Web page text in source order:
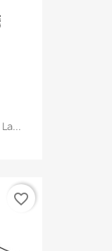
favorite_border